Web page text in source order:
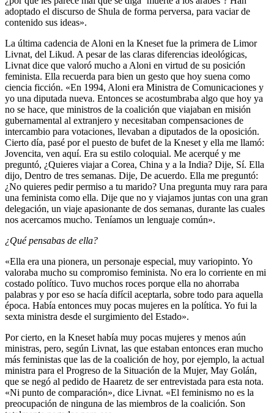
adoptado el discurso de Shula de forma perversa, para vaciar de
contenido sus ideas».
La última cadencia de Aloni en la Kneset fue la primera de Limor
Livnat, del Likud. A pesar de las claras diferencias ideológicas,
Livnat dice que valoró mucho a Aloni en virtud de su posición
feminista. Ella recuerda para bien un gesto que hoy suena como
ciencia ficción. «En 1994, Aloni era Ministra de Comunicaciones y
yo una diputada nueva. Entonces se acostumbraba algo que hoy ya
no se hace, que ministros de la coalición que viajaban en misión
gubernamental al extranjero y necesitaban compensaciones de
intercambio para votaciones, llevaban a diputados de la oposición.
Cierto día, pasé por el puesto de bufet de la Kneset y ella me llamó:
Jovencita, ven aquí. Era su estilo coloquial. Me acerqué y me
preguntó, ¿Quieres viajar a Corea, China y a la India? Dije, Sí. Ella
dijo, Dentro de tres semanas. Dije, De acuerdo. Ella me preguntó:
¿No quieres pedir permiso a tu marido? Una pregunta muy rara para
una feminista como ella. Dije que no y viajamos juntas con una gran
delegación, un viaje apasionante de dos semanas, durante las cuales
nos acercamos mucho. Teníamos un lenguaje común».
¿Qué pensabas de ella?
«Ella era una pionera, un personaje especial, muy variopinto. Yo
valoraba mucho su compromiso feminista. No era lo corriente en mi
costado político. Tuvo muchos roces porque ella no ahorraba
palabras y por eso se hacía difícil aceptarla, sobre todo para aquella
época. Había entonces muy pocas mujeres en la política. Yo fui la
sexta ministra desde el surgimiento del Estado».
Por cierto, en la Kneset había muy pocas mujeres y menos aún
ministras, pero, según Livnat, las que estaban entonces eran mucho
más feministas que las de la coalición de hoy, por ejemplo, la actual
ministra para el Progreso de la Situación de la Mujer, May Golán,
que se negó al pedido de Haaretz de ser entrevistada para esta nota.
«Ni punto de comparación», dice Livnat. «El feminismo no es la
preocupación de ninguna de las miembros de la coalición. Son